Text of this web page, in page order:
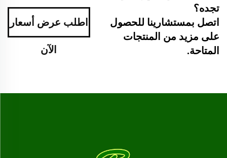
تجده؟
اتصل بمستشارينا للحصول
على مزيد من المنتجات
المتاحة.
اطلب عرض أسعار
الآن